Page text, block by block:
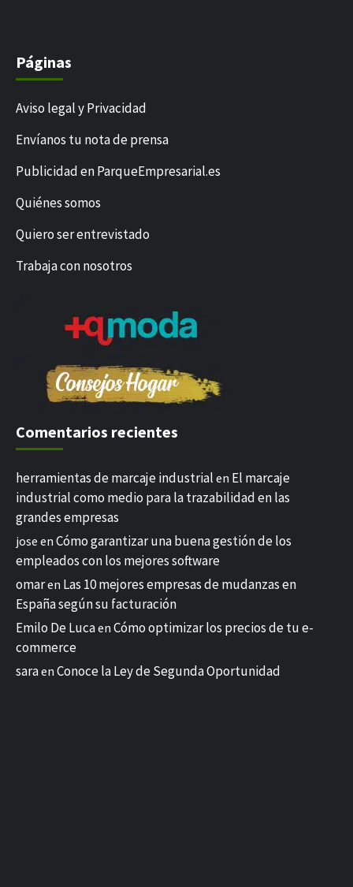
Páginas
Aviso legal y Privacidad
Envíanos tu nota de prensa
Publicidad en ParqueEmpresarial.es
Quiénes somos
Quiero ser entrevistado
Trabaja con nosotros
Comentarios recientes
herramientas de marcaje industrial en El marcaje
industrial como medio para la trazabilidad en las
grandes empresas
jose en Cómo garantizar una buena gestión de los
empleados con los mejores software
omaren Las 10 mejores empresas de mudanzas en
España según su facturación
Emilo De Lucaen Cómo optimizar los precios de tu e-
commerce
saraen Conoce la Ley de Segunda Oportunidad